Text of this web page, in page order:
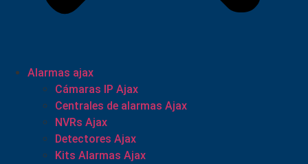
Alarmas ajax
Cámaras IP Ajax
Centrales de alarmas Ajax
NVRs Ajax
Detectores Ajax
Kits Alarmas Ajax